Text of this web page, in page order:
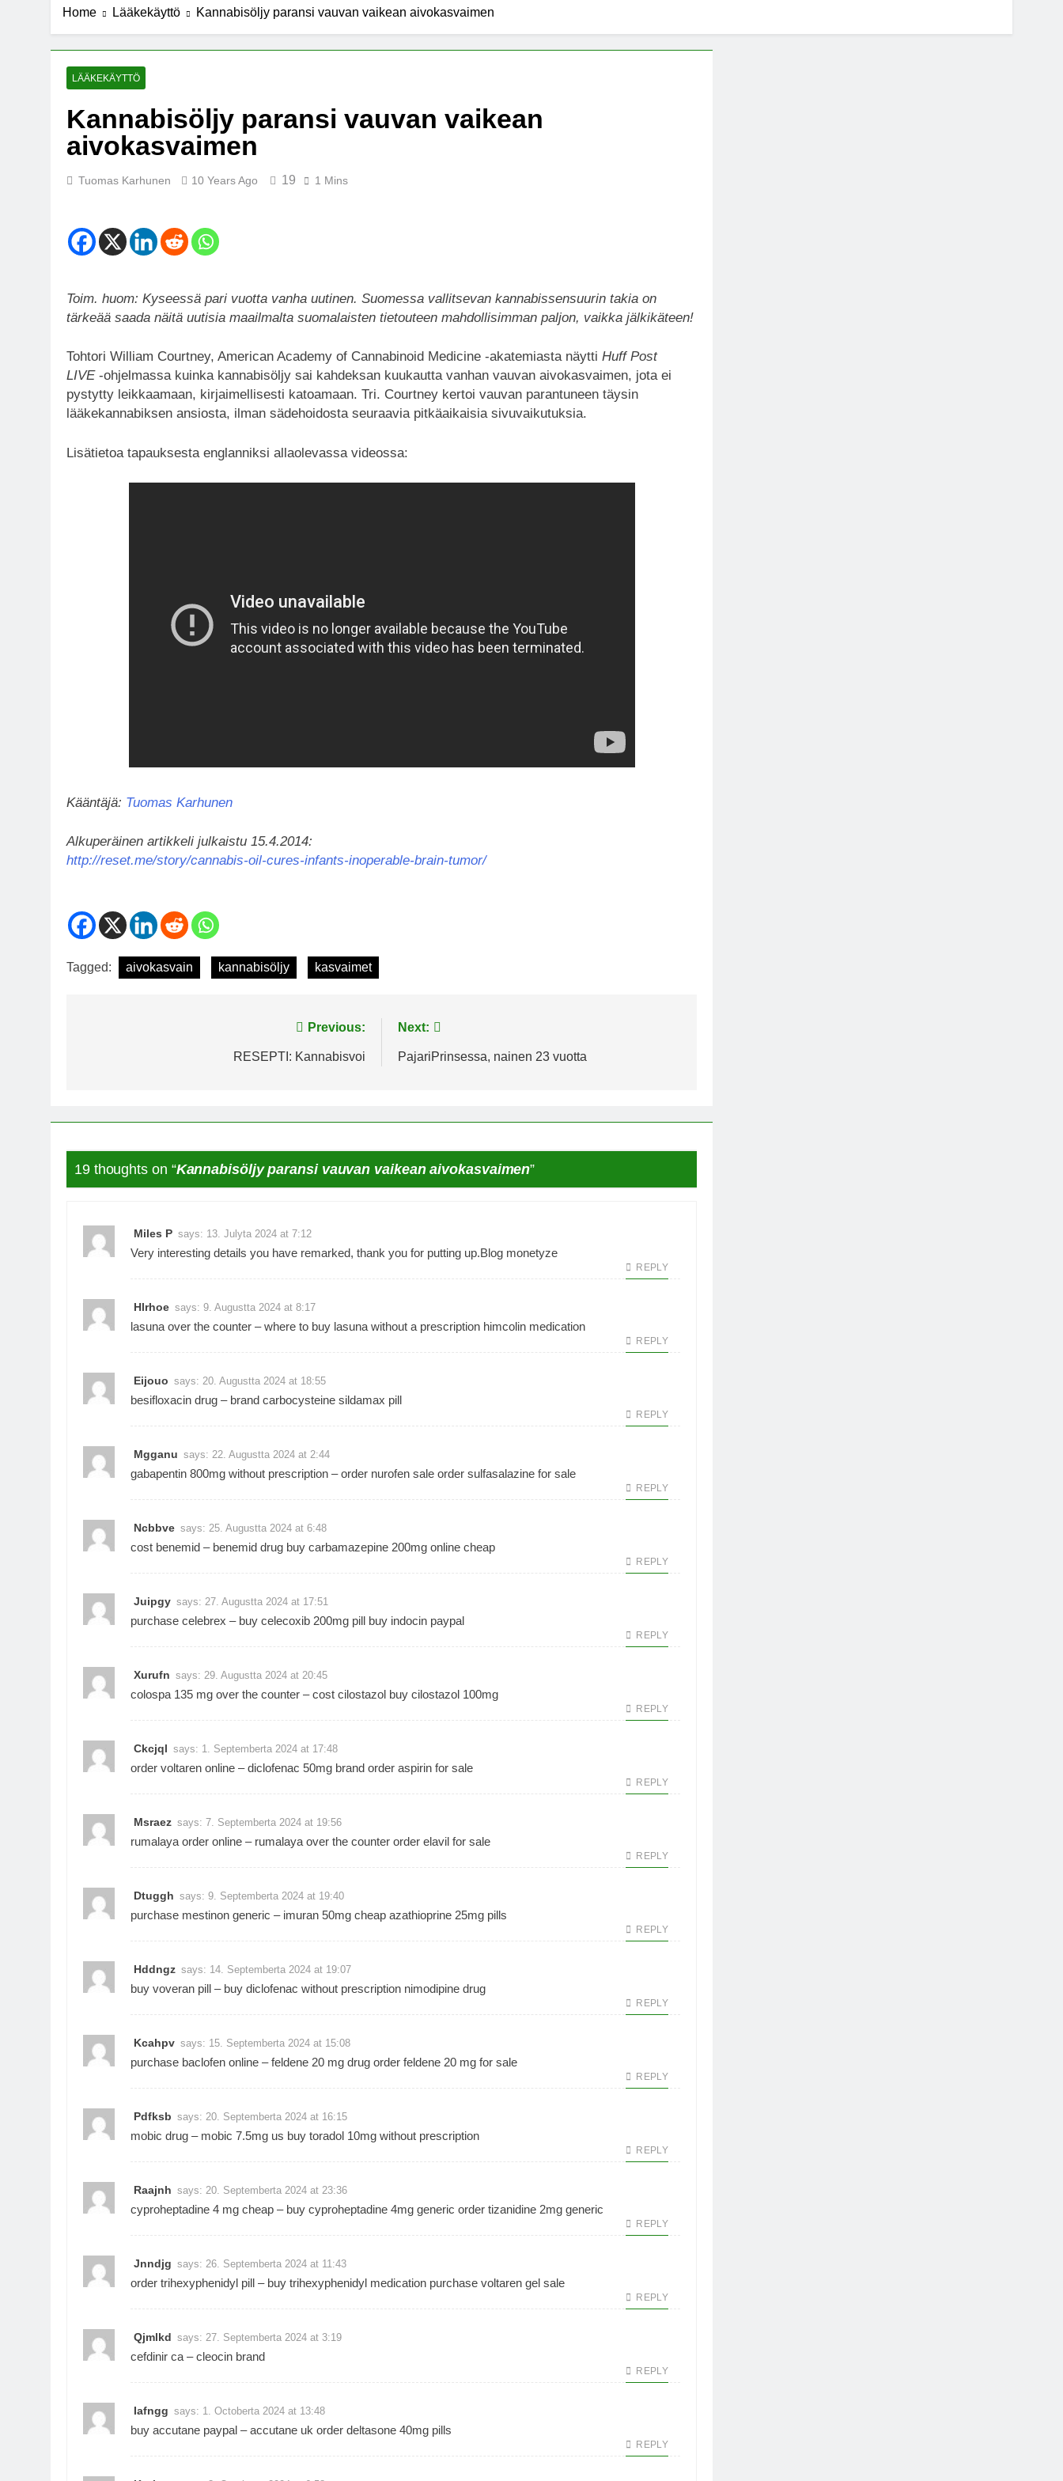
7 Years Ago
Michael J. Fox -säätiö lääkekannabistutkimusten kannalla
Meksiko äänestää kannabiksen viihdekäytön laillistamisesta
Home Lääkekäyttö Kannabisöljy paransi vauvan vaikean aivokasvaimen
LÄÄKEKÄYTTÖ
Kannabisöljy paransi vauvan vaikean
aivokasvaimen
Tuomas Karhunen 10 Years Ago 19 1 Mins
Toim. huom: Kyseessä pari vuotta vanha uutinen. Suomessa vallitsevan kannabissensuurin takia on
tärkeää saada näitä uutisia maailmalta suomalaisten tietouteen mahdollisimman paljon, vaikka jälkikäteen!
Tohtori William Courtney, American Academy of Cannabinoid Medicine -akatemiasta näytti Huff Post
LIVE-ohjelmassa kuinka kannabisöljy sai kahdeksan kuukautta vanhan vauvan aivokasvaimen, jota ei
pystytty leikkaamaan, kirjaimellisesti katoamaan. Tri. Courtney kertoi vauvan parantuneen täysin
lääkekannabiksen ansiosta, ilman sädehoidosta seuraavia pitkäaikaisia sivuvaikutuksia.
Lisätietoa tapauksesta englanniksi allaolevassa videossa:
Kääntäjä: Tuomas Karhunen
Alkuperäinen artikkeli julkaistu 15.4.2014:
http://reset.me/story/cannabis-oil-cures-infants-inoperable-brain-tumor/
Tagged: aivokasvain kannabisöljy kasvaimet
Previous:
RESEPTI: Kannabisvoi
Next:
PajariPrinsessa, nainen 23 vuotta
19 thoughts on “Kannabisöljy paransi vauvan vaikean aivokasvaimen”
Miles P says: 13. Julyta 2024 at 7:12
Very interesting details you have remarked, thank you for putting up.Blog monetyze
REPLY
Hlrhoe says: 9. Augustta 2024 at 8:17
lasuna over the counter –where to buy lasuna without a prescription himcolin medication
REPLY
Eijouo says: 20. Augustta 2024 at 18:55
besifloxacin drug – brand carbocysteine sildamax pill
REPLY
Mgganu says: 22. Augustta 2024 at 2:44
gabapentin 800mg without prescription –order nurofen sale order sulfasalazine for sale
REPLY
Ncbbve says: 25. Augustta 2024 at 6:48
cost benemid – benemid drug buy carbamazepine 200mg online cheap
REPLY
Juipgy says: 27. Augustta 2024 at 17:51
purchase celebrex – buy celecoxib 200mg pill buy indocin paypal
REPLY
Xurufn says: 29. Augustta 2024 at 20:45
colospa 135 mg over the counter –cost cilostazol buy cilostazol 100mg
REPLY
Ckcjql says: 1. Septemberta 2024 at 17:48
order voltaren online –diclofenac 50mg brand order aspirin for sale
REPLY
Msraez says: 7. Septemberta 2024 at 19:56
rumalaya order online – rumalaya over the counter order elavil for sale
REPLY
Dtuggh says: 9. Septemberta 2024 at 19:40
purchase mestinon generic – imuran 50mg cheap azathioprine 25mg pills
REPLY
Hddngz says: 14. Septemberta 2024 at 19:07
buy voveran pill – buy diclofenac without prescription nimodipine drug
REPLY
Kcahpv says: 15. Septemberta 2024 at 15:08
purchase baclofen online –feldene 20 mg drug order feldene 20 mg for sale
REPLY
Pdfksb says: 20. Septemberta 2024 at 16:15
mobic drug – mobic 7.5mg us buy toradol 10mg without prescription
REPLY
Raajnh says: 20. Septemberta 2024 at 23:36
cyproheptadine 4 mg cheap – buy cyproheptadine 4mg generic order tizanidine 2mg generic
REPLY
Jnndjg says: 26. Septemberta 2024 at 11:43
order trihexyphenidyl pill – buy trihexyphenidyl medication purchase voltaren gel sale
REPLY
Qjmlkd says: 27. Septemberta 2024 at 3:19
cefdinir ca –cleocin brand
REPLY
Iafngg says: 1. Octoberta 2024 at 13:48
buy accutane paypal –accutane uk order deltasone 40mg pills
REPLY